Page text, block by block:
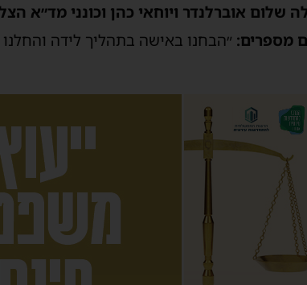
שלום אוברלנדר ויוחאי כהן וכונני מד״א
מספרים: ״הבחנו באישה בתהליך לידה